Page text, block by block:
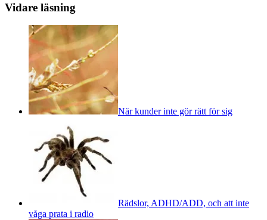
Vidare läsning
När kunder inte gör rätt för sig
Rädslor, ADHD/ADD, och att inte
våga prata i radio